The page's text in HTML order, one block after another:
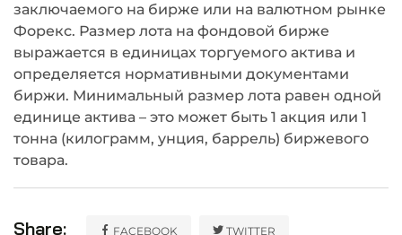
заключаемого на бирже или на валютном рынке
Форекс. Размер лота на фондовой бирже
выражается в единицах торгуемого актива и
определяется нормативными документами
биржи. Минимальный размер лота равен одной
единице актива – это может быть 1 акция или 1
тонна (килограмм, унция, баррель) биржевого
товара.
Share: FACEBOOK TWITTER